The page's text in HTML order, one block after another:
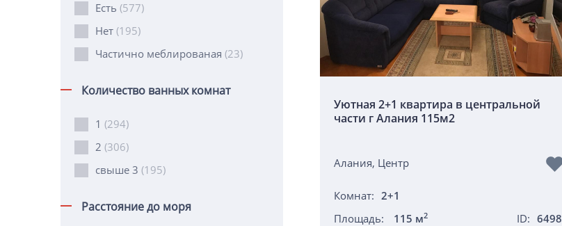
Есть (577)
Нет (195)
Частично меблированая (23)
Количество ванных комнат
1 (294)
2 (306)
свыше 3 (195)
Расстояние до моря
Уютная 2+1 квартира в центральной
части г Алания 115м2
Алания, Центр
Комнат: 2+1
Площадь:
115 м2 ID: 6498